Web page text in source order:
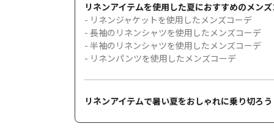
リネンアイテムを使用した夏におすすめのメン
- リネンジャケットを使用したメンズコーデ
- 長袖のリネンシャツを使用したメンズコーデ
- 半袖のリネンシャツを使用したメンズコーデ
- リネンパンツを使用したメンズコーデ
リネンアイテムで暑い夏をおしゃれに乗り切ろう